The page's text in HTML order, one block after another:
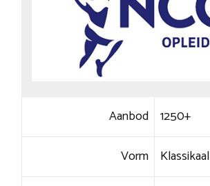
Aanbod 1250+
Vorm Klassikaal